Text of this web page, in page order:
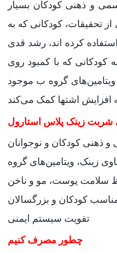
و ذهنی کودکان بسیار
تحقیقات، کودکانی که به
کرده اند، رشد قدی
کودکانی که با کمبود روی
ویتامین‌های گروه ب موجود
شربت زینک پلاس استارول
ذهنی کودکان و نوجوانان
سلامت پوست، مو و ناخن
کودکان و بزرگسالان
تقویت سیستم ایمنی
چطور مصرف کنیم